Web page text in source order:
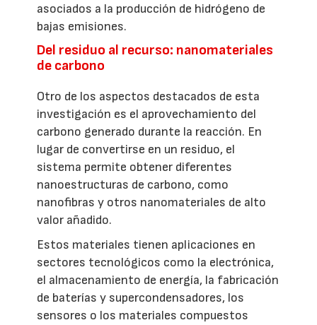
asociados a la producción de hidrógeno de
bajas emisiones.
Del residuo al recurso: nanomateriales
de carbono
Otro de los aspectos destacados de esta
investigación es el aprovechamiento del
carbono generado durante la reacción. En
lugar de convertirse en un residuo, el
sistema permite obtener diferentes
nanoestructuras de carbono, como
nanofibras y otros nanomateriales de alto
valor añadido.
Estos materiales tienen aplicaciones en
sectores tecnológicos como la electrónica,
el almacenamiento de energía, la fabricación
de baterías y supercondensadores, los
sensores o los materiales compuestos